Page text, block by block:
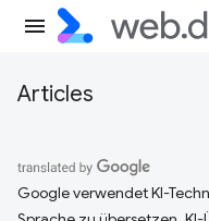
Articles
Google verwendet KI-